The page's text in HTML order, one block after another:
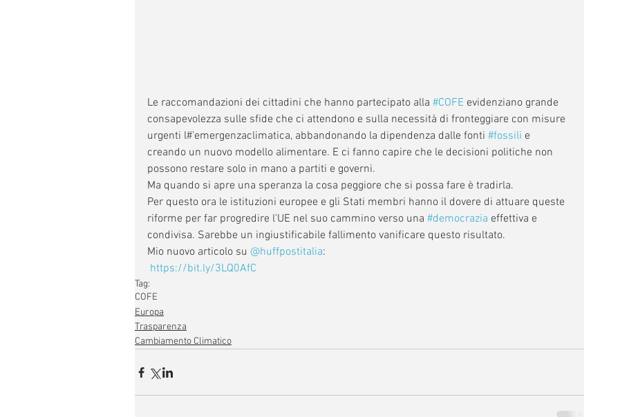
Le raccomandazioni dei cittadini che hanno partecipato alla #COFE evidenziano grande
consapevolezza sulle sfide che ci attendono e sulla necessità di fronteggiare con misure
urgenti l#’emergenzaclimatica, abbandonando la dipendenza dalle fonti #fossili e
creando un nuovo modello alimentare. E ci fanno capire che le decisioni politiche non
possono restare solo in mano a partiti e governi.
Ma quando si apre una speranza la cosa peggiore che si possa fare è tradirla.
Per questo ora le istituzioni europee e gli Stati membri hanno il dovere di attuare queste
riforme per far progredire l'UE nel suo cammino verso una #democrazia effettiva e
condivisa. Sarebbe un ingiustificabile fallimento vanificare questo risultato.
Mio nuovo articolo su @huffpostitalia:
https://bit.ly/3LQ0AfC
Tag:
COFE
Europa
Trasparenza
Cambiamento Climatico